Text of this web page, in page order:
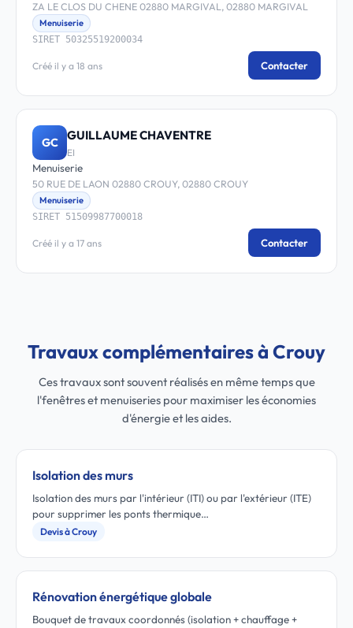
ZA LE CLOS DU CHENE 02880 MARGIVAL, 02880 MARGIVAL
Menuiserie
SIRET 50325519200034
Créé il y a 18 ans Contacter
GC GUILLAUME CHAVENTRE
EI
Menuiserie
50 RUE DE LAON 02880 CROUY, 02880 CROUY
Menuiserie
SIRET 51509987700018
Créé il y a 17 ans Contacter
Travaux complémentaires à Crouy
Ces travaux sont souvent réalisés en même temps que
l'fenêtres et menuiseries pour maximiser les économies
d'énergie et les aides.
Isolation des murs
Isolation des murs par l'intérieur (ITI) ou par l'extérieur (ITE)
pour supprimer les ponts thermique…
Devis à Crouy
Rénovation énergétique globale
Bouquet de travaux coordonnés (isolation + chauffage +